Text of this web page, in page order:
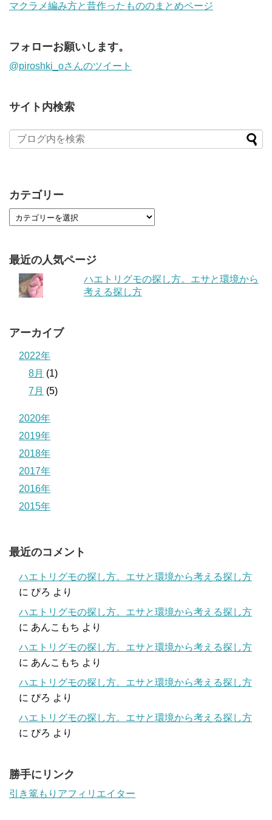
マクラメ編み方と昔作ったもののまとめページ
フォローお願いします。
@piroshki_oさんのツイート
サイト内検索
カテゴリー
最近の人気ページ
ハエトリグモの探し方。エサと環境から
考える探し方
アーカイブ
2022年
8月 (1)
7月 (5)
2020年
2019年
2018年
2017年
2016年
2015年
最近のコメント
ハエトリグモの探し方。エサと環境から考える探し方
に ぴろ より
ハエトリグモの探し方。エサと環境から考える探し方
に あんこもち より
ハエトリグモの探し方。エサと環境から考える探し方
に あんこもち より
ハエトリグモの探し方。エサと環境から考える探し方
に ぴろ より
ハエトリグモの探し方。エサと環境から考える探し方
に ぴろ より
勝手にリンク
引き篭もりアフィリエイター